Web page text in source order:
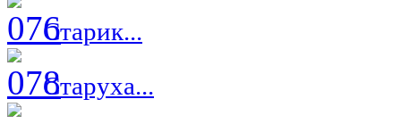
Старик...
Старуха...